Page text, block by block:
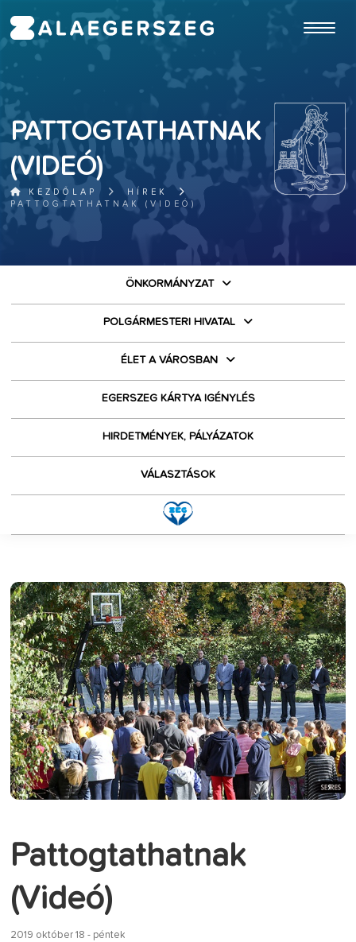
PATTOGTATHATNAK
(VIDEÓ)
KEZDŐLAP
HÍREK
PATTOGTATHATNAK (VIDEÓ)
ÖNKORMÁNYZAT
POLGÁRMESTERI HIVATAL
ÉLET A VÁROSBAN
EGERSZEG KÁRTYA IGÉNYLÉS
HIRDETMÉNYEK, PÁLYÁZATOK
VÁLASZTÁSOK
Pattogtathatnak
(Videó)
2019 október 18 - péntek